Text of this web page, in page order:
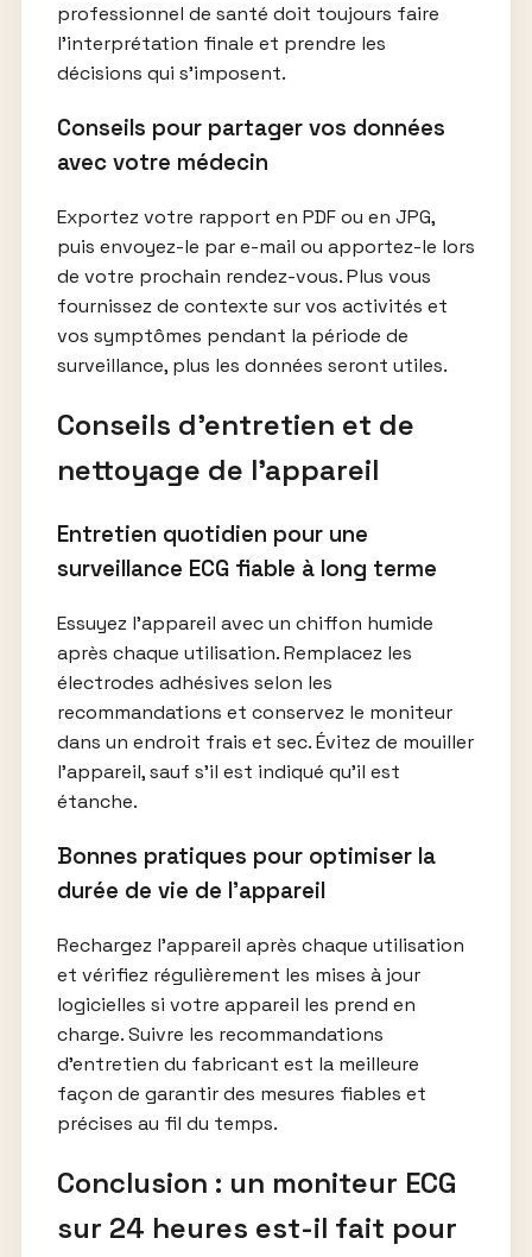
professionnel de santé doit toujours faire
l’interprétation finale et prendre les
décisions qui s’imposent.
Conseils pour partager vos données
avec votre médecin
Exportez votre rapport en PDF ou en JPG,
puis envoyez-le par e-mail ou apportez-le lors
de votre prochain rendez-vous. Plus vous
fournissez de contexte sur vos activités et
vos symptômes pendant la période de
surveillance, plus les données seront utiles.
Conseils d’entretien et de
nettoyage de l’appareil
Entretien quotidien pour une
surveillance ECG fiable à long terme
Essuyez l’appareil avec un chiffon humide
après chaque utilisation. Remplacez les
électrodes adhésives selon les
recommandations et conservez le moniteur
dans un endroit frais et sec. Évitez de mouiller
l’appareil, sauf s’il est indiqué qu’il est
étanche.
Bonnes pratiques pour optimiser la
durée de vie de l’appareil
Rechargez l’appareil après chaque utilisation
et vérifiez régulièrement les mises à jour
logicielles si votre appareil les prend en
charge. Suivre les recommandations
d’entretien du fabricant est la meilleure
façon de garantir des mesures fiables et
précises au fil du temps.
Conclusion : un moniteur ECG
sur 24 heures est-il fait pour